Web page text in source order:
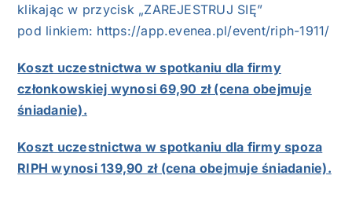
klikając w przycisk „ZAREJESTRUJ SIĘ”
pod linkiem: https://app.evenea.pl/event/riph-1911/
Koszt uczestnictwa w spotkaniu dla firmy
członkowskiej wynosi 69,90 zł (cena obejmuje
śniadanie).
Koszt uczestnictwa w spotkaniu dla firmy spoza
RIPH wynosi 139,90 zł (cena obejmuje śniadanie).